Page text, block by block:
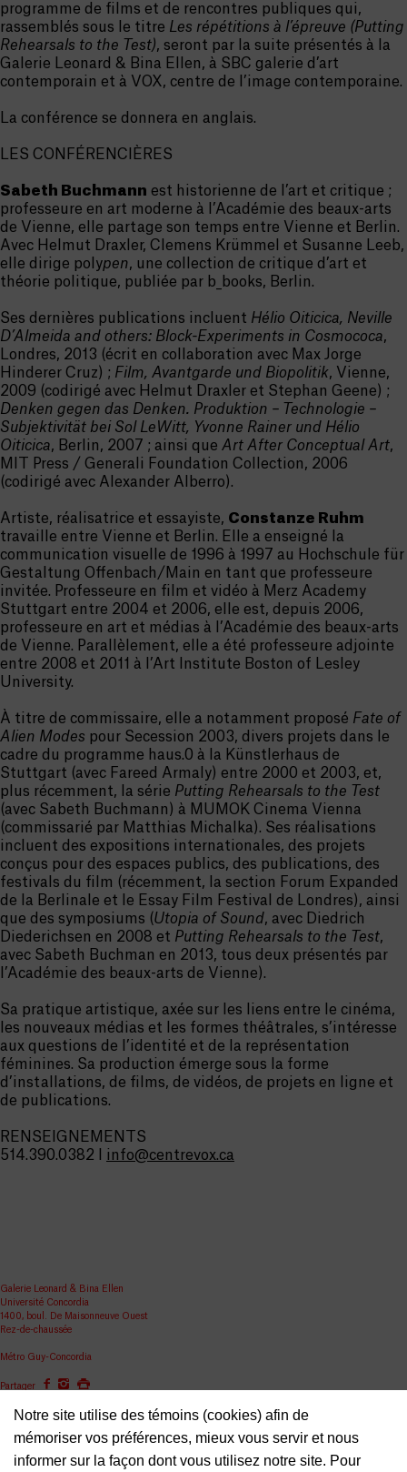
Notre site utilise des témoins (cookies) afin de
mémoriser vos préférences, mieux vous servir et nous
informer sur la façon dont vous utilisez notre site. Pour
programme de films et de rencontres publiques qui,
rassemblés sous le titre Les répétitions à l’épreuve (Putting
Rehearsals to the Test), seront par la suite présentés à la
Galerie Leonard & Bina Ellen, à SBC galerie d’art
contemporain et à VOX, centre de l’image contemporaine.
La conférence se donnera en anglais.
LES CONFÉRENCIÈRES
Sabeth Buchmann est historienne de l’art et critique ;
professeure en art moderne à l’Académie des beaux-arts
de Vienne, elle partage son temps entre Vienne et Berlin.
Avec Helmut Draxler, Clemens Krümmel et Susanne Leeb,
elle dirige polypen, une collection de critique d’art et
théorie politique, publiée par b_books, Berlin.
Ses dernières publications incluent Hélio Oiticica, Neville
D’Almeida and others: Block-Experiments in Cosmococa,
Londres, 2013 (écrit en collaboration avec Max Jorge
Hinderer Cruz) ; Film, Avantgarde und Biopolitik, Vienne,
2009 (codirigé avec Helmut Draxler et Stephan Geene) ;
Denken gegen das Denken. Produktion – Technologie –
Subjektivität bei Sol LeWitt, Yvonne Rainer und Hélio
Oiticica, Berlin, 2007 ; ainsi que Art After Conceptual Art,
MIT Press / Generali Foundation Collection, 2006
(codirigé avec Alexander Alberro).
Artiste, réalisatrice et essayiste, Constanze Ruhm
travaille entre Vienne et Berlin. Elle a enseigné la
communication visuelle de 1996 à 1997 au Hochschule für
Gestaltung Offenbach/Main en tant que professeure
invitée. Professeure en film et vidéo à Merz Academy
Stuttgart entre 2004 et 2006, elle est, depuis 2006,
professeure en art et médias à l’Académie des beaux-arts
de Vienne. Parallèlement, elle a été professeure adjointe
entre 2008 et 2011 à l’Art Institute Boston of Lesley
University.
À titre de commissaire, elle a notamment proposé Fate of
Alien Modes pour Secession 2003, divers projets dans le
cadre du programme haus.0 à la Künstlerhaus de
Stuttgart (avec Fareed Armaly) entre 2000 et 2003, et,
plus récemment, la série Putting Rehearsals to the Test
(avec Sabeth Buchmann) à MUMOK Cinema Vienna
(commissarié par Matthias Michalka). Ses réalisations
incluent des expositions internationales, des projets
conçus pour des espaces publics, des publications, des
festivals du film (récemment, la section Forum Expanded
de la Berlinale et le Essay Film Festival de Londres), ainsi
que des symposiums (Utopia of Sound, avec Diedrich
Diederichsen en 2008 et Putting Rehearsals to the Test,
avec Sabeth Buchman en 2013, tous deux présentés par
l’Académie des beaux-arts de Vienne).
Sa pratique artistique, axée sur les liens entre le cinéma,
les nouveaux médias et les formes théâtrales, s’intéresse
aux questions de l’identité et de la représentation
féminines. Sa production émerge sous la forme
d’installations, de films, de vidéos, de projets en ligne et
de publications.
RENSEIGNEMENTS
514.390.0382 I info@centrevox.ca
Galerie Leonard & Bina Ellen
Université Concordia
1400, boul. De Maisonneuve Ouest
Rez-de-chaussée
Métro Guy-Concordia
Partager
ellen.artgallery@concordia.ca